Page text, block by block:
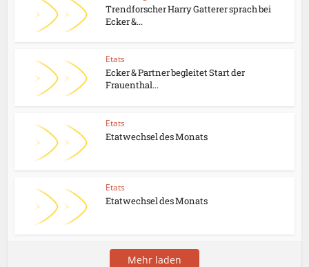
Trendforscher Harry Gatterer sprach bei
Ecker &...
Etats
Ecker & Partner begleitet Start der
Frauenthal...
Etats
Etatwechsel des Monats
Etats
Etatwechsel des Monats
Mehr laden